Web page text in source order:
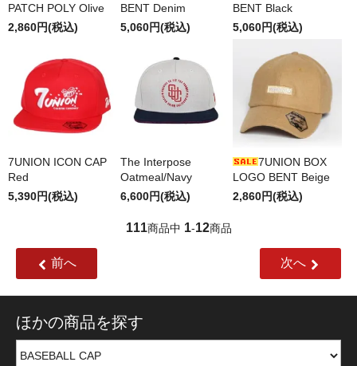
PATCH POLY Olive
2,860円(税込)
BENT Denim
5,060円(税込)
BENT Black
5,060円(税込)
7UNION ICON CAP
Red
5,390円(税込)
The Interpose
Oatmeal/Navy
6,600円(税込)
7UNION BOX
LOGO BENT Beige
2,860円(税込)
111商品中 1-12商品
前へ 次へ
ほかの商品を探す